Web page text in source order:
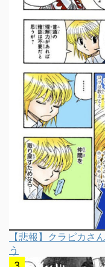
【悲報】クラピカさ
う